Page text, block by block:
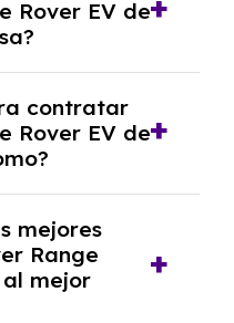
Rover EV de
y, en algunos
de la empresa
contratar
Rover EV de
ingresos y, en
fiscal y un pago
mejores
Range
mejor